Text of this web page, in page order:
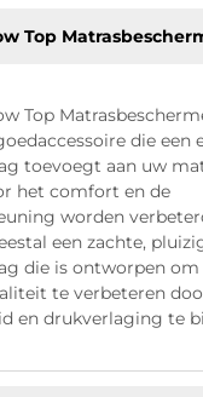
Top
Top
die een
toevoegt aan uw
het comfort en de
worden
een zachte,
die is ontworpen om
te verbeteren
en drukverlaging te